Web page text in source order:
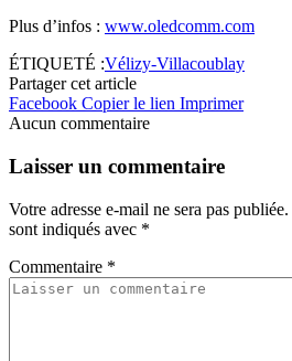
Plus d’infos : www.oledcomm.com
ÉTIQUETÉ :Vélizy-Villacoublay
Partager cet article
Facebook Copier le lien Imprimer
Aucun commentaire
Laisser un commentaire
Votre adresse e-mail ne sera pas publiée.
sont indiqués avec *
Commentaire *